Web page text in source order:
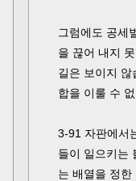
그럼에도 공세
을 끊어 내지
길은 보이지 않
합을 이룰 수
3-91 자판에서
들이 일으키는
는 배열을 정한